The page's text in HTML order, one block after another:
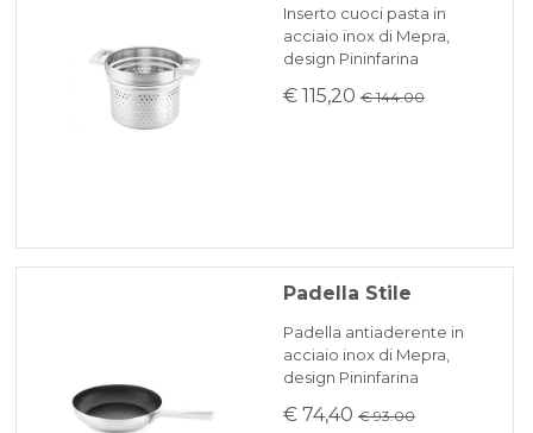
Inserto cuoci pasta in
acciaio inox di Mepra,
design Pininfarina
€ 115,20 € 144.00
Padella Stile
Padella antiaderente in
acciaio inox di Mepra,
design Pininfarina
€ 74,40 € 93.00